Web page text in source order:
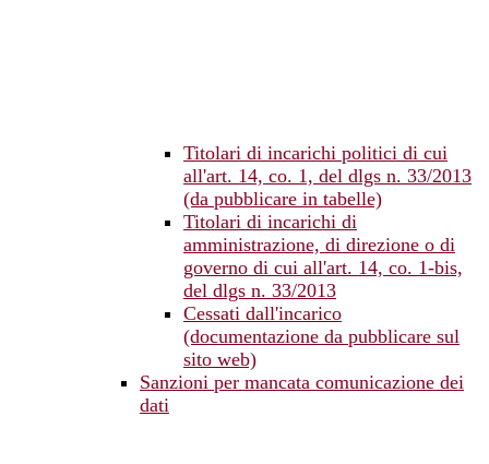
Titolari di incarichi politici di cui
all'art. 14, co. 1, del dlgs n. 33/2013
(da pubblicare in tabelle)
Titolari di incarichi di
amministrazione, di direzione o di
governo di cui all'art. 14, co. 1-bis,
del dlgs n. 33/2013
Cessati dall'incarico
(documentazione da pubblicare sul
sito web)
Sanzioni per mancata comunicazione dei
dati